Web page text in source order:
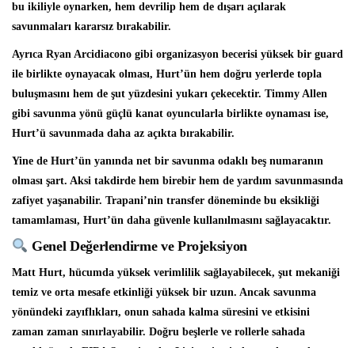
bu ikiliyle oynarken, hem devrilip hem de dışarı açılarak
savunmaları kararsız bırakabilir.
Ayrıca Ryan Arcidiacono gibi organizasyon becerisi yüksek bir guard
ile birlikte oynayacak olması, Hurt’ün hem doğru yerlerde topla
buluşmasını hem de şut yüzdesini yukarı çekecektir. Timmy Allen
gibi savunma yönü güçlü kanat oyuncularla birlikte oynaması ise,
Hurt’ü savunmada daha az açıkta bırakabilir.
Yine de Hurt’ün yanında net bir savunma odaklı beş numaranın
olması şart. Aksi takdirde hem birebir hem de yardım savunmasında
zafiyet yaşanabilir. Trapani’nin transfer döneminde bu eksikliği
tamamlaması, Hurt’ün daha güvenle kullanılmasını sağlayacaktır.
Genel Değerlendirme ve Projeksiyon
Matt Hurt, hücumda yüksek verimlilik sağlayabilecek, şut mekaniği
temiz ve orta mesafe etkinliği yüksek bir uzun. Ancak savunma
yönündeki zayıflıkları, onun sahada kalma süresini ve etkisini
zaman zaman sınırlayabilir. Doğru beşlerle ve rollerle sahada